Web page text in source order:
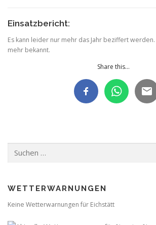
Einsatzbericht:
Es kann leider nur mehr das Jahr beziffert
mehr bekannt.
Share this...
nach:
WETTERWARNUNGEN
Keine Wetterwarnungen für Eichstätt